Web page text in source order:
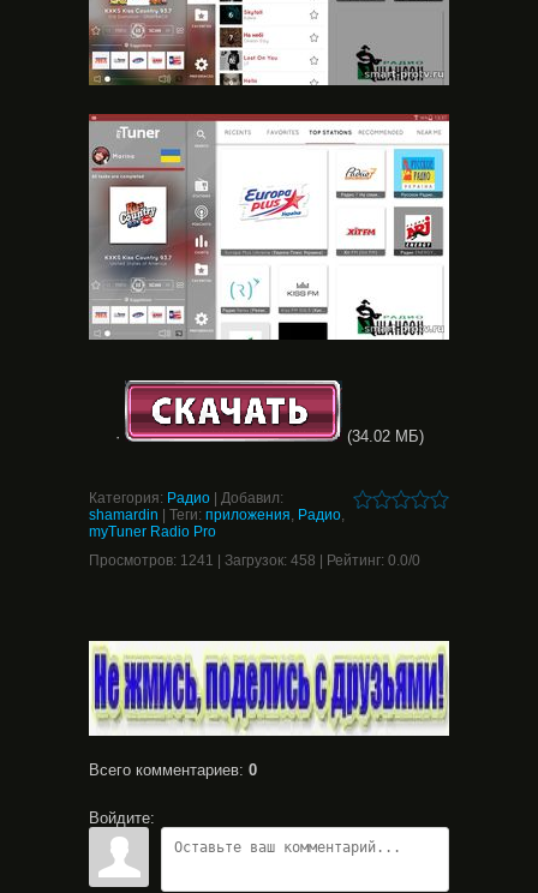
· (34.02 МБ)
Категория: Радио Добавил:
shamardin
Теги: приложения, Радио,
myTuner Radio Pro
Просмотров: 1241 Загрузок: 458 Рейтинг: 0.0/0
Всего комментариев: 0
Войдите: